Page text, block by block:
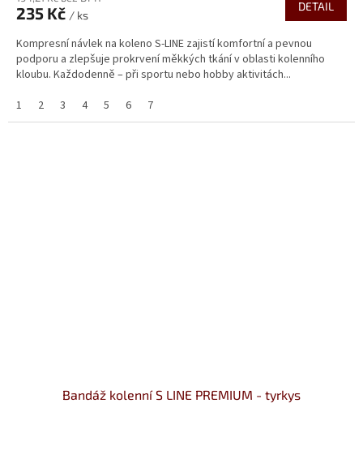
je
z
5
hvězdiček.
235 Kč / ks
DETAIL
Kompresní návlek na koleno S-LINE zajistí komfortní a pevnou
podporu a zlepšuje prokrvení měkkých tkání v oblasti kolenního
kloubu. Každodenně – při sportu nebo hobby aktivitách...
1
2 3 4 5 6 7
Bandáž kolenní S LINE PREMIUM - tyrkys